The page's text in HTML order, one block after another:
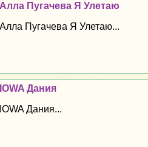
Алла Пугачева Я Улетаю
Алла Пугачева Я Улетаю...
IOWA Дания
IOWA Дания...